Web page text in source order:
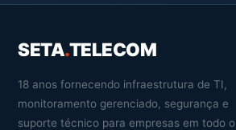
SETA.TELECOM
18 anos fornecendo infraestrutura de TI,
monitoramento gerenciado, segurança e
suporte técnico para empresas em todo o